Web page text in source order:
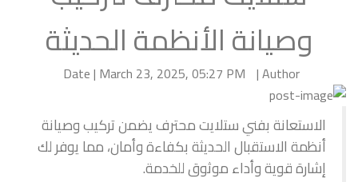
وصيانة الأنظمة الحديثة
Author |
Date | March 23, 2025, 05:27 PM
الاستعانة بفني ستلايت محترف يضمن تركيب وصيانة
أنظمة الاستقبال الحديثة بكفاءة وأمان، مما يوفر لك
إشارة قوية وأداء موثوق للخدمة.